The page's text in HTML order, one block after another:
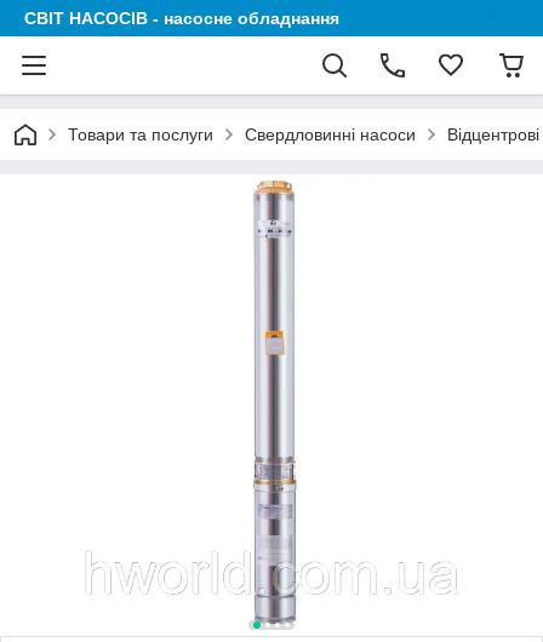
СВІТ НАСОСІВ - насосне обладнання
Товари та послуги Свердловинні насоси